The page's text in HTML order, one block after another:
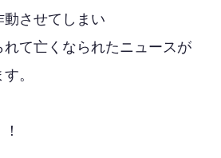
させてしまい
て亡くなられたニュースが
。